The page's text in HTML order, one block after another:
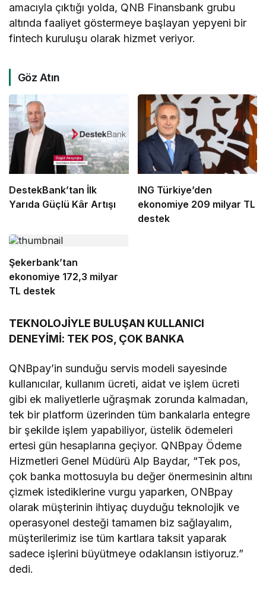
amacıyla çıktığı yolda, QNB Finansbank grubu
altında faaliyet göstermeye başlayan yepyeni bir
fintech kuruluşu olarak hizmet veriyor.
Göz Atın
DestekBank’tan İlk
Yarıda Güçlü Kâr Artışı
ING Türkiye’den
ekonomiye 209 milyar TL
destek
Şekerbank’tan
ekonomiye 172,3 milyar
TL destek
TEKNOLOJİYLE BULUŞAN KULLANICI
DENEYİMİ: TEK POS, ÇOK BANKA
QNBpay’in sunduğu servis modeli sayesinde
kullanıcılar, kullanım ücreti, aidat ve işlem ücreti
gibi ek maliyetlerle uğraşmak zorunda kalmadan,
tek bir platform üzerinden tüm bankalarla entegre
bir şekilde işlem yapabiliyor, üstelik ödemeleri
ertesi gün hesaplarına geçiyor. QNBpay Ödeme
Hizmetleri Genel Müdürü Alp Baydar, “Tek pos,
çok banka mottosuyla bu değer önermesinin altını
çizmek istediklerine vurgu yaparken, ONBpay
olarak müşterinin ihtiyaç duyduğu teknolojik ve
operasyonel desteği tamamen biz sağlayalım,
müşterilerimiz ise tüm kartlara taksit yaparak
sadece işlerini büyütmeye odaklansın istiyoruz.”
dedi.